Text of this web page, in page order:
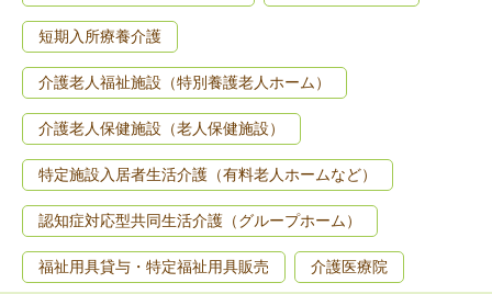
短期入所療養介護
介護老人福祉施設（特別養護老人ホーム）
介護老人保健施設（老人保健施設）
特定施設入居者生活介護（有料老人ホームなど）
認知症対応型共同生活介護（グループホーム）
福祉用具貸与・特定福祉用具販売 介護医療院